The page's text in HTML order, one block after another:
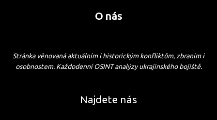
O nás
Stránka věnovaná aktuálním i historickým konfliktům, zbraním i
osobnostem. Každodenní OSINT analýzy ukrajinského bojiště.
Najdete nás